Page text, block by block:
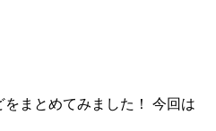
まとめてみました！ 今回は